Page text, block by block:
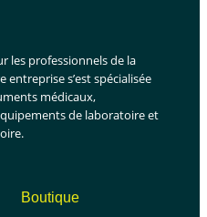
les professionnels de la
s’est spécialisée
médicaux,
de laboratoire et
Boutique